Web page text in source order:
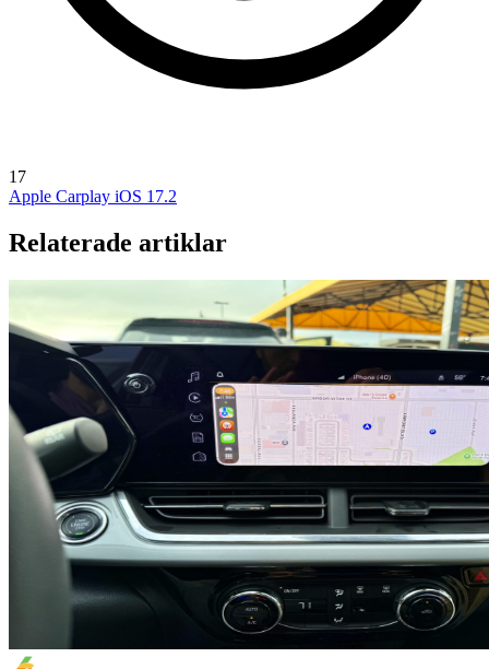
17
Apple Carplay iOS 17.2
Relaterade artiklar